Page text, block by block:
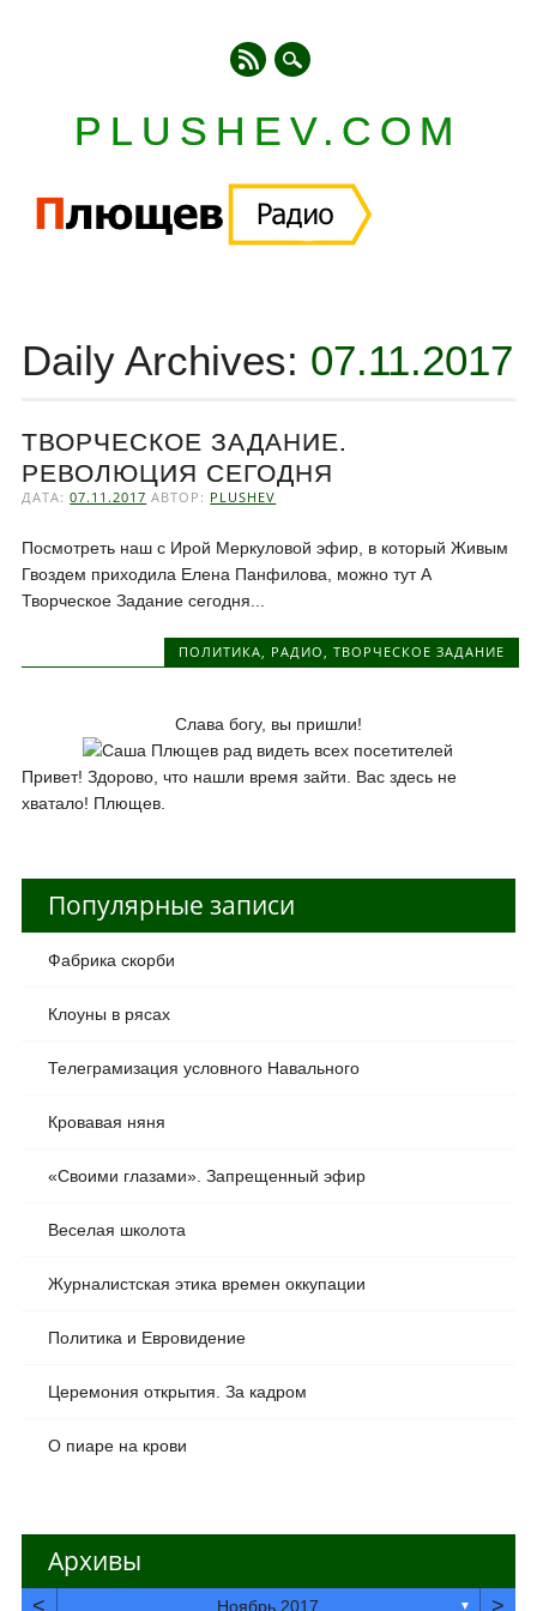
PLUSHEV.COM
content
Daily Archives: 07.11.2017
ТВОРЧЕСКОЕ ЗАДАНИЕ.
РЕВОЛЮЦИЯ СЕГОДНЯ
ДАТА:07.11.2017 АВТОР: PLUSHEV
Посмотреть наш с Ирой Меркуловой эфир, в который Живым
Гвоздем приходила Елена Панфилова, можно тут А
Творческое Задание сегодня...
ПОЛИТИКА, РАДИО, ТВОРЧЕСКОЕ ЗАДАНИЕ
Слава богу, вы пришли!
Привет! Здорово, что нашли время зайти. Вас здесь не
хватало! Плющев.
Популярные записи
Фабрика скорби
Клоуны в рясах
Телеграмизация условного Навального
Кровавая няня
«Своими глазами». Запрещенный эфир
Веселая школота
Журналистская этика времен оккупации
Политика и Евровидение
Церемония открытия. За кадром
О пиаре на крови
Архивы
< Ноябрь 2017 ▼ >